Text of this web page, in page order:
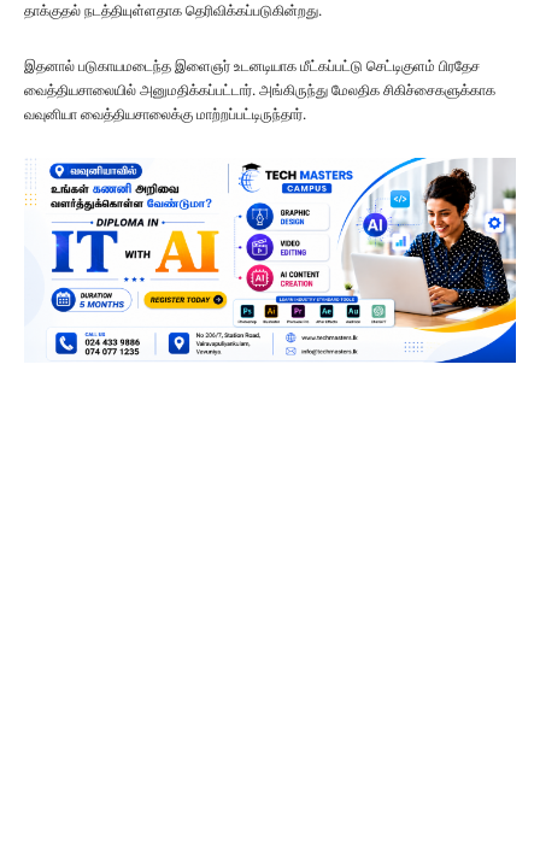
தாக்குதல் நடத்தியுள்ளதாக தெரிவிக்கப்படுகின்றது.
இதனால் படுகாயமடைந்த இளைஞர் உடனடியாக மீட்கப்பட்டு செட்டிகுளம் பிரதேச
வைத்தியசாலையில் அனுமதிக்கப்பட்டார். அங்கிருந்து மேலதிக சிகிச்சைகளுக்காக
வவுனியா வைத்தியசாலைக்கு மாற்றப்பட்டிருந்தார்.